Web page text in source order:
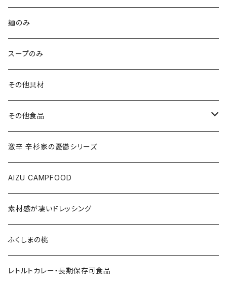
麺のみ
スープのみ
その他具材
その他食品
ご飯のお供
会津の馬刺し
果実
会津のうまいもの
激辛 辛杉家の憂鬱シリーズ
AIZU CAMPFOOD
素材感が凄いドレッシング
ふくしまの桃
レトルトカレー・長期保存可食品